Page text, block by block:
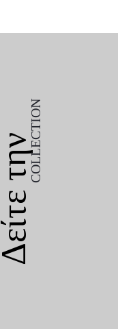
Δείτε τηνCOLLECTION